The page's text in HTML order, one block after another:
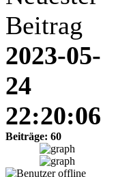
Beitrag
2023-05-
24
22:20:06
Beiträge: 60